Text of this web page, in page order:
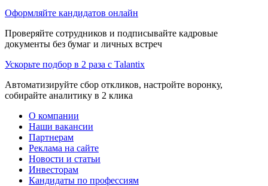
Оформляйте кандидатов онлайн
Проверяйте сотрудников и подписывайте кадровые
документы без бумаг и личных встреч
Ускорьте подбор в 2 раза с Talantix
Автоматизируйте сбор откликов, настройте воронку,
собирайте аналитику в 2 клика
О компании
Наши вакансии
Партнерам
Реклама на сайте
Новости и статьи
Инвесторам
Кандидаты по профессиям